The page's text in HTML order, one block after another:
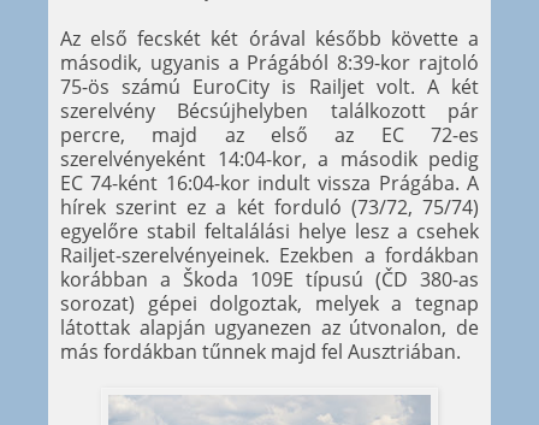
Az első fecskét két órával később követte a
második, ugyanis a Prágából 8:39-kor rajtoló
75-ös számú EuroCity is Railjet volt. A két
szerelvény Bécsújhelyben találkozott pár
percre, majd az első az EC 72-es
szerelvényeként 14:04-kor, a második pedig
EC 74-ként 16:04-kor indult vissza Prágába. A
hírek szerint ez a két forduló (73/72, 75/74)
egyelőre stabil feltalálási helye lesz a csehek
Railjet-szerelvényeinek. Ezekben a fordákban
korábban a Škoda 109E típusú (ČD 380-as
sorozat) gépei dolgoztak, melyek a tegnap
látottak alapján ugyanezen az útvonalon, de
más fordákban tűnnek majd fel Ausztriában.